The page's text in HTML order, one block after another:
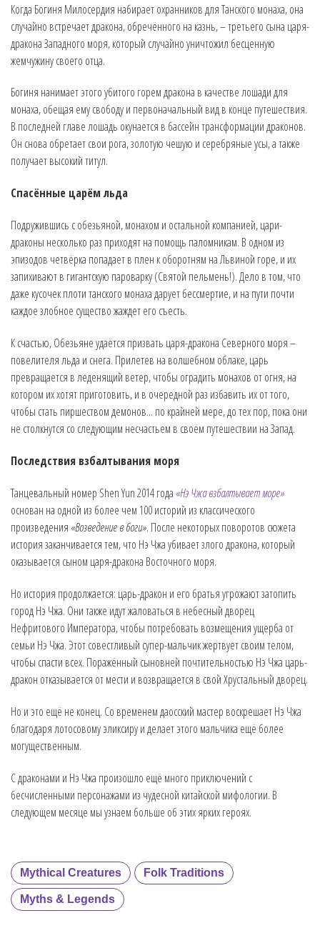
Когда Богиня Милосердия набирает охранников для Танского монаха, она
случайно встречает дракона, обречённого на казнь, – третьего сына царя-
дракона Западного моря, который случайно уничтожил бесценную
жемчужину своего отца.
Богиня нанимает этого убитого горем дракона в качестве лошади для
монаха, обещая ему свободу и первоначальный вид в конце путешествия.
В последней главе лошадь окунается в бассейн трансформации драконов.
Он снова обретает свои рога, золотую чешую и серебряные усы, а также
получает высокий титул.
Спасённые царём льда
Подружившись с обезьяной, монахом и остальной компанией, цари-
драконы несколько раз приходят на помощь паломникам. В одном из
эпизодов четвёрка попадает в плен к оборотням на Львиной горе, и их
запихивают в гигантскую пароварку (Святой пельмень!). Дело в том, что
даже кусочек плоти танского монаха дарует бессмертие, и на пути почти
каждое злобное существо жаждет его съесть.
К счастью, Обезьяне удаётся призвать царя-дракона Северного моря –
повелителя льда и снега. Прилетев на волшебном облаке, царь
превращается в леденящий ветер, чтобы оградить монахов от огня, на
котором их хотят приготовить, и в очередной раз избавить их от того,
чтобы стать пиршеством демонов... по крайней мере, до тех пор, пока они
не столкнутся со следующим несчастьем в своём путешествии на Запад.
Последствия взбалтывания моря
Танцевальный номер Shen Yun 2014 года «Нэ Чжа взбалтывает море»
основан на одной из более чем 100 историй из классического
произведения «Возведение в боги». После некоторых поворотов сюжета
история заканчивается тем, что Нэ Чжа убивает злого дракона, который
оказывается сыном царя-дракона Восточного моря.
Но история продолжается: царь-дракон и его братья угрожают затопить
город Нэ Чжа. Они также идут жаловаться в небесный дворец
Нефритового Императора, чтобы потребовать возмещения ущерба от
семьи Нэ Чжа. Этот совестливый супер-мальчик жертвует своим телом,
чтобы спасти всех. Поражённый сыновней почтительностью Нэ Чжа царь-
дракон отказывается от мести и возвращается в свой Хрустальный дворец.
Но и это ещё не конец. Со временем даосский мастер воскрешает Нэ Чжа
благодаря лотосовому эликсиру и делает этого мальчика ещё более
могущественным.
С драконами и Нэ Чжа произошло ещё много приключений с
бесчисленными персонажами из чудесной китайской мифологии. В
следующем месяце мы узнаем больше об этих ярких героях.
Mythical Creatures Folk Traditions
Myths & Legends